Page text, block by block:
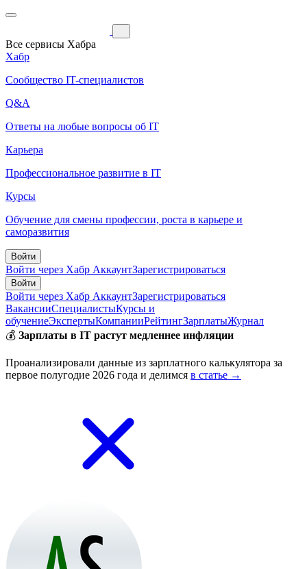
Все сервисы Хабра
Хабр
Сообщество IT-специалистов
Q&A
Ответы на любые вопросы об IT
Карьера
Профессиональное развитие в IT
Курсы
Обучение для смены профессии, роста в карьере и
саморазвития
Войти
Войти через Хабр АккаунтЗарегистрироваться
Войти
Войти через Хабр АккаунтЗарегистрироваться
ВакансииСпециалистыКурсы и
обучениеЭкспертыКомпанииРейтингЗарплатыЖурнал
💰 Зарплаты в IT растут медленнее инфляции
Проанализировали данные из зарплатного калькулятора за
первое полугодие 2026 года и делимся в статье →